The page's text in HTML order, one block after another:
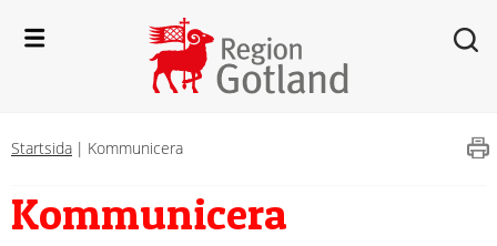
Startsida | Kommunicera
Kommunicera